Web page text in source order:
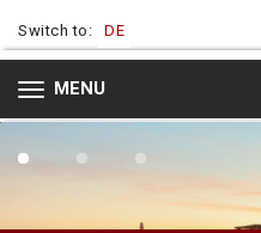
Switch to: DE
Toggle
navigation
MENU